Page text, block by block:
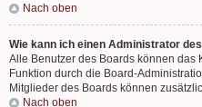
Nach oben
Wie kann ich einen Administrator
Alle Benutzer des Boards können das
Funktion durch die Board-
Mitglieder des Boards können
Nach oben